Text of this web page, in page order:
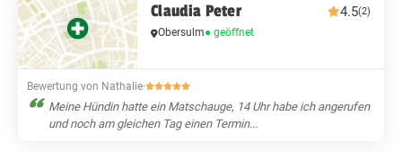
Claudia Peter 4.5(2)
Obersulm● geöffnet
Bewertung von Nathalie·
Meine Hündin hatte ein Matschauge, 14 Uhr habe ich angerufen
und noch am gleichen Tag einen Termin...